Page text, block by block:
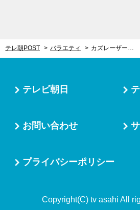
テレ朝POST バラエティ カズレーザーが解説する「現代アート」 マヂラブも、フワちゃんも、AKB48も“アート”
テレビ朝日
お問い合わせ
プライバシーポリシー
Copyright(C) tv asahi All